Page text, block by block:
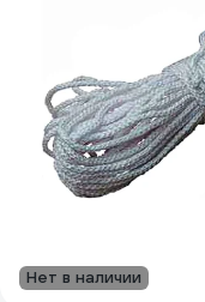
Нет в наличии